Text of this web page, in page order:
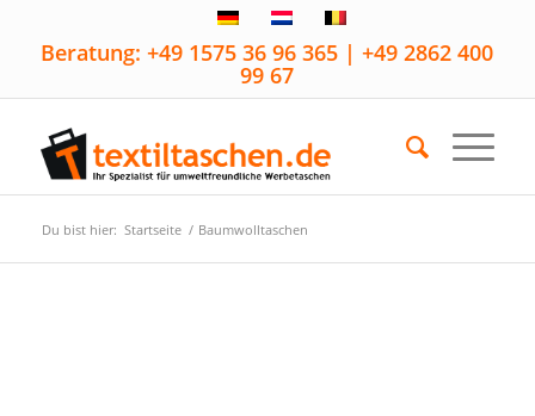
Beratung: +49 1575 36 96 365 | +49 2862 400
99 67
Du bist hier: Startseite / Baumwolltaschen